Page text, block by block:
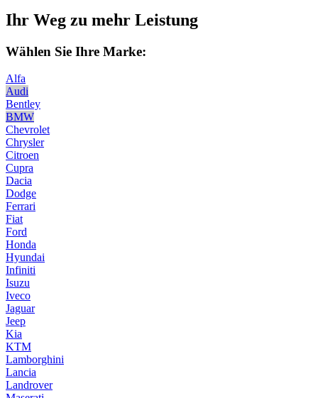
Ihr Weg zu mehr Leistung
Wählen Sie Ihre Marke:
Alfa
Audi
Bentley
BMW
Chevrolet
Chrysler
Citroen
Cupra
Dacia
Dodge
Ferrari
Fiat
Ford
Honda
Hyundai
Infiniti
Isuzu
Iveco
Jaguar
Jeep
Kia
KTM
Lamborghini
Lancia
Landrover